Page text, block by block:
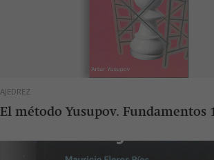
AJEDREZ
El método Yusupov. Fundamentos 1